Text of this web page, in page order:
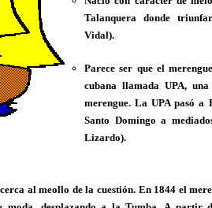
Talanquera donde
Vidal).
Parece ser que el
cubana llamada UPA,
merengue. La UPA pasó a
Santo Domingo a
Lizardo).
al meollo de la cuestión. En 1844 el